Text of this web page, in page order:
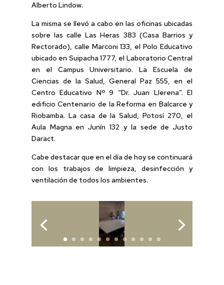
Alberto Lindow.
La misma se llevó a cabo en las oficinas ubicadas
sobre las calle Las Heras 383 (Casa Barrios y
Rectorado), calle Marconi 133, el Polo Educativo
ubicado en Suipacha 1777, el Laboratorio Central
en el Campus Universitario. La Escuela de
Ciencias de la Salud, General Paz 555, en el
Centro Educativo Nº 9 “Dr. Juan Llerena”. El
edificio Centenario de la Reforma en Balcarce y
Riobamba. La casa de la Salud, Potosí 270, el
Aula Magna en Junín 132 y la sede de Justo
Daract.
Cabe destacar que en el día de hoy se continuará
con los trabajos de limpieza, desinfección y
ventilación de todos los ambientes.